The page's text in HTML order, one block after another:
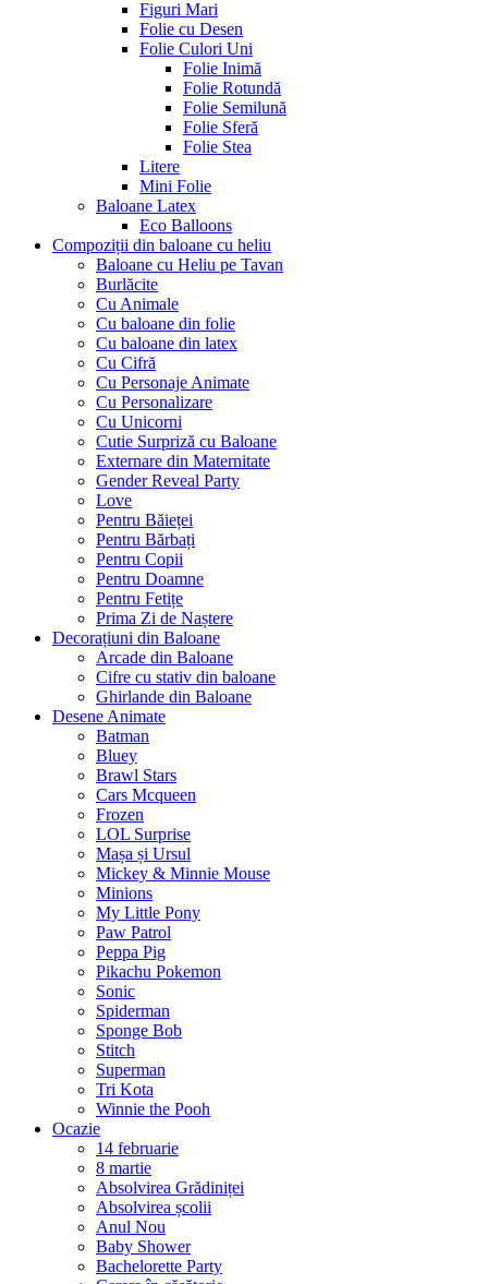
Figuri Mari
Folie cu Desen
Folie Culori Uni
Folie Inimă
Folie Rotundă
Folie Semilună
Folie Sferă
Folie Stea
Litere
Mini Folie
Baloane Latex
Eco Balloons
Compoziții din baloane cu heliu
Baloane cu Heliu pe Tavan
Burlăcite
Cu Animale
Cu baloane din folie
Cu baloane din latex
Cu Cifră
Cu Personaje Animate
Cu Personalizare
Cu Unicorni
Cutie Surpriză cu Baloane
Externare din Maternitate
Gender Reveal Party
Love
Pentru Băieței
Pentru Bărbați
Pentru Copii
Pentru Doamne
Pentru Fetițe
Prima Zi de Naștere
Decorațiuni din Baloane
Arcade din Baloane
Cifre cu stativ din baloane
Ghirlande din Baloane
Desene Animate
Batman
Bluey
Brawl Stars
Cars Mcqueen
Frozen
LOL Surprise
Mașa și Ursul
Mickey & Minnie Mouse
Minions
My Little Pony
Paw Patrol
Peppa Pig
Pikachu Pokemon
Sonic
Spiderman
Sponge Bob
Stitch
Superman
Tri Kota
Winnie the Pooh
Ocazie
14 februarie
8 martie
Absolvirea Grădiniței
Absolvirea școlii
Anul Nou
Baby Shower
Bachelorette Party